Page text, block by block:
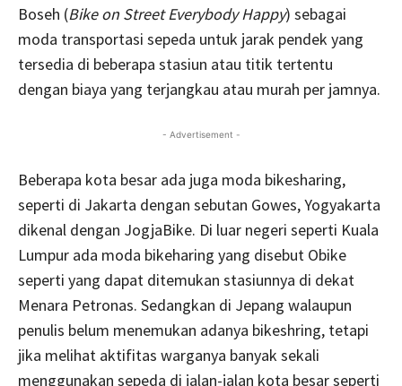
Boseh (Bike on Street Everybody Happy) sebagai
moda transportasi sepeda untuk jarak pendek yang
tersedia di beberapa stasiun atau titik tertentu
dengan biaya yang terjangkau atau murah per jamnya.
- Advertisement -
Beberapa kota besar ada juga moda bikesharing,
seperti di Jakarta dengan sebutan Gowes, Yogyakarta
dikenal dengan JogjaBike. Di luar negeri seperti Kuala
Lumpur ada moda bikeharing yang disebut Obike
seperti yang dapat ditemukan stasiunnya di dekat
Menara Petronas. Sedangkan di Jepang walaupun
penulis belum menemukan adanya bikeshring, tetapi
jika melihat aktifitas warganya banyak sekali
menggunakan sepeda di jalan-jalan kota besar seperti